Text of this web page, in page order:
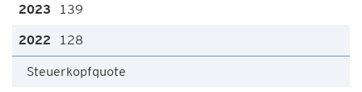
139
128
Steuerkopfquote